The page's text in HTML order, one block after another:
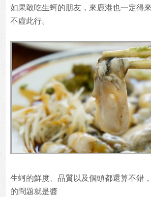
如果敢吃生蚵的朋友，來鹿港也一定得
不虛此行。
生蚵的鮮度、品質以及個頭都還算不錯
的問題就是醬